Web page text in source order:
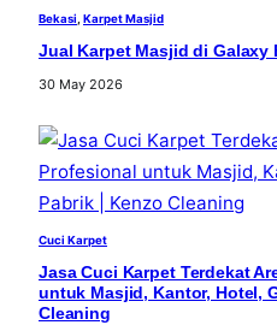
Bekasi, Karpet Masjid
Jual Karpet Masjid di Galaxy
30 May 2026
Cuci Karpet
Jasa Cuci Karpet Terdekat
untuk Masjid, Kantor, Hotel,
Cleaning